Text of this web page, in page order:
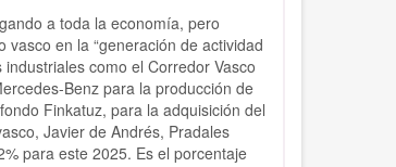
a toda la economía, pero
vasco en la “generación de actividad
como el Corredor Vasco
Benz para la producción de
Finkatuz, para la adquisición del
Javier de Andrés, Pradales
para este 2025. Es el porcentaje